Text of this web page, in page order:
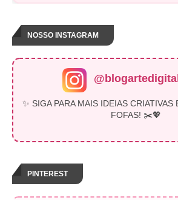
NOSSO INSTAGRAM
✨ SIGA PARA MAIS IDEIAS CRIATIVAS
FOFAS! ✂️💖
PINTEREST